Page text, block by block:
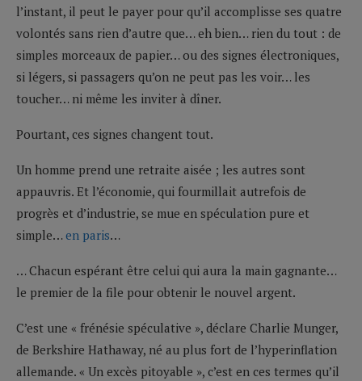
l’instant, il peut le payer pour qu’il accomplisse ses quatre
volontés sans rien d’autre que… eh bien… rien du tout : de
simples morceaux de papier… ou des signes électroniques,
si légers, si passagers qu’on ne peut pas les voir… les
toucher… ni même les inviter à dîner.
Pourtant, ces signes changent tout.
Un homme prend une retraite aisée ; les autres sont
appauvris. Et l’économie, qui fourmillait autrefois de
progrès et d’industrie, se mue en spéculation pure et
simple… en paris…
… Chacun espérant être celui qui aura la main gagnante…
le premier de la file pour obtenir le nouvel argent.
C’est une « frénésie spéculative », déclare Charlie Munger,
de Berkshire Hathaway, né au plus fort de l’hyperinflation
allemande. « Un excès pitoyable », c’est en ces termes qu’il